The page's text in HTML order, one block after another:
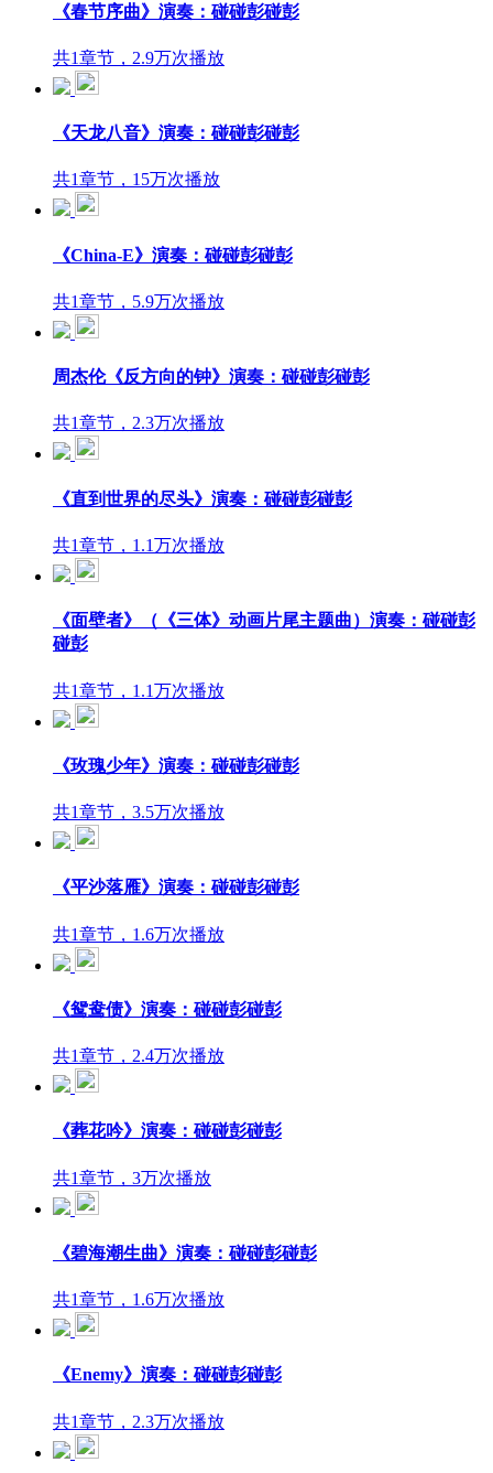
《春节序曲》演奏：碰碰彭碰彭
共1章节，2.9万次播放
《天龙八音》演奏：碰碰彭碰彭
共1章节，15万次播放
《China-E》演奏：碰碰彭碰彭
共1章节，5.9万次播放
周杰伦《反方向的钟》演奏：碰碰彭碰彭
共1章节，2.3万次播放
《直到世界的尽头》演奏：碰碰彭碰彭
共1章节，1.1万次播放
《面壁者》（《三体》动画片尾主题曲）演奏：碰碰彭
碰彭
共1章节，1.1万次播放
《玫瑰少年》演奏：碰碰彭碰彭
共1章节，3.5万次播放
《平沙落雁》演奏：碰碰彭碰彭
共1章节，1.6万次播放
《鸳鸯债》演奏：碰碰彭碰彭
共1章节，2.4万次播放
《葬花吟》演奏：碰碰彭碰彭
共1章节，3万次播放
《碧海潮生曲》演奏：碰碰彭碰彭
共1章节，1.6万次播放
《Enemy》演奏：碰碰彭碰彭
共1章节，2.3万次播放